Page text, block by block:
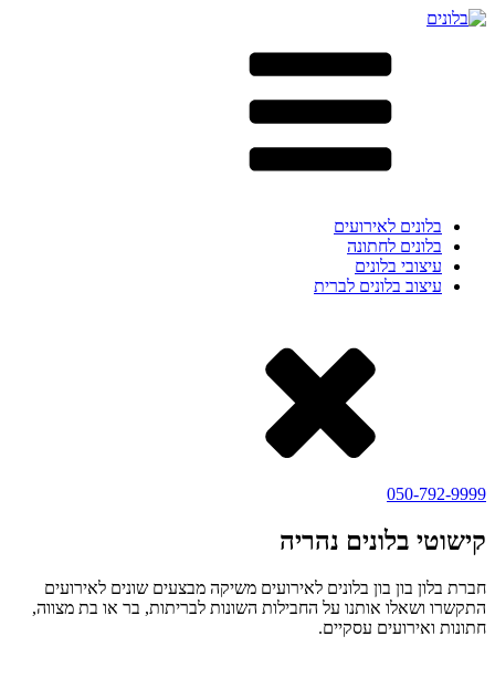
בלונים לאירועים
בלונים לחתונה
עיצובי בלונים
עיצוב בלונים לברית
050-792-9999
קישוטי בלונים נהריה
חברת בלון בון בון בלונים לאירועים משיקה מבצעים שונים לאירועים
התקשרו ושאלו אותנו על החבילות השונות לבריתות, בר או בת מצווה,
חתונות ואירועים עסקיים.